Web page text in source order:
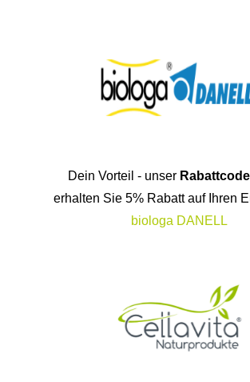
Dein Vorteil - unser
erhalten Sie 5% Rabatt auf Ihren
biologa DANELL